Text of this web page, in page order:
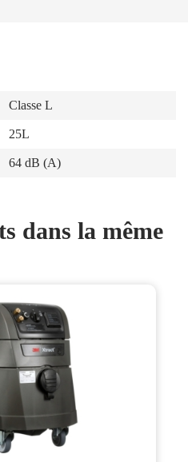
Classe L
25L
64 dB (A)
dans la même